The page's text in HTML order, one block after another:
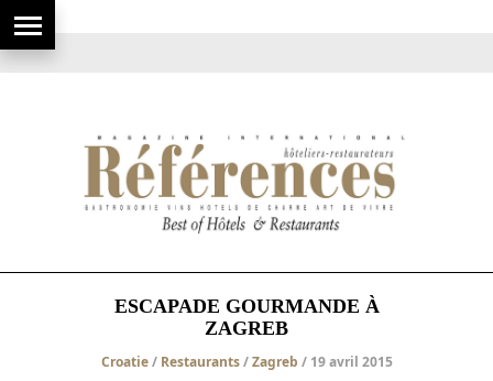
ESCAPADE GOURMANDE À
ZAGREB
Croatie/ Restaurants/Zagreb / 19 avril 2015